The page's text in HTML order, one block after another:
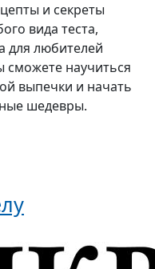
и секреты
вида теста,
для любителей
сможете научиться
выпечки и начать
шедевры.